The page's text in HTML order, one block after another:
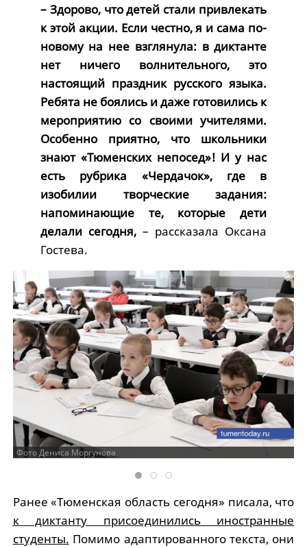
– Здорово, что детей стали привлекать
к этой акции. Если честно, я и сама по-
новому на нее взглянула: в диктанте
нет ничего волнительного, это
настоящий праздник русского языка.
Ребята не боялись и даже готовились к
мероприятию со своими учителями.
Особенно приятно, что школьники
знают «Тюменских непосед»! И у нас
есть рубрика «Чердачок», где в
изобилии творческие задания:
напоминающие те, которые дети
делали сегодня,– рассказала Оксана
Гостева.
Фото Дениса Моргунова
Ранее «Тюменская область сегодня» писала, что
к диктанту присоединились иностранные
студенты. Помимо адаптированного текста, они